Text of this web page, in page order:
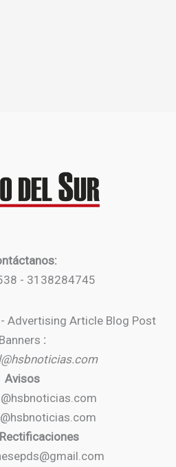
- 3138284745
Advertising Article Blog Post
Banners :
Avisos
Rectificaciones